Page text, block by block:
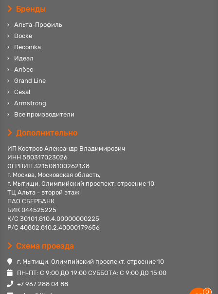
Бренды
Альта-Профиль
Docke
Deconika
Идеал
Албес
Grand Line
Cesal
Armstrong
Все производители
Дополнительно
ИП Костров Александр Владимирович
ИНН 580317023026
ОГРНИП 321508100262138
г. Москва, Московская область,
г. Мытищи, Олимпийский проспект, строение 10
ТЦ Альта - второй этаж
ПАО СБЕРБАНК
БИК 044525225
К/С 30101.810.4.00000000225
Р/С 40802.810.2.40000179656
Схема проезда
г. Мытищи, Олимпийский проспект, строение 10
ПН-ПТ: С 9:00 ДО 19:00 СУББОТА: С 9:00 ДО 15:00
+7 967 288 04 88
0